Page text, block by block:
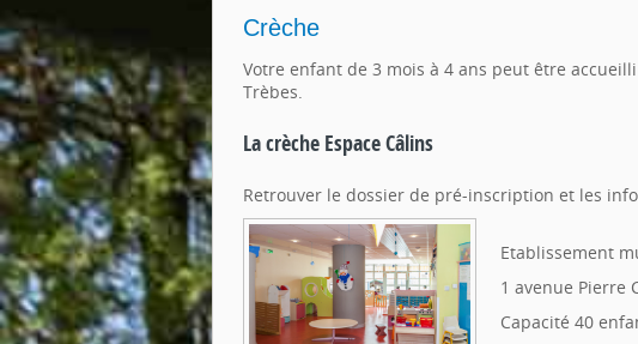
Crèche
Votre enfant de 3 mois à 4 ans peut être
Trèbes.
La crèche Espace Câlins
Retrouver le dossier de pré-inscription et les
Etablissement
1 avenue Pierre
Capacité 40